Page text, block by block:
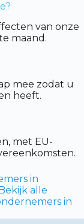
van onze
maand.
mee zodat u
heeft.
met EU-
in
alle
in